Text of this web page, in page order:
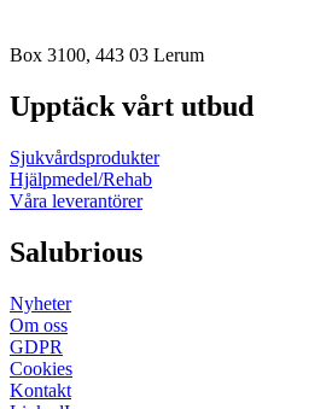
Box 3100, 443 03 Lerum
Upptäck vårt utbud
Sjukvårdsprodukter
Hjälpmedel/Rehab
Våra leverantörer
Salubrious
Nyheter
Om oss
GDPR
Cookies
Kontakt